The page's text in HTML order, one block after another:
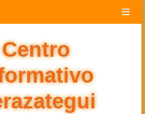
Centro